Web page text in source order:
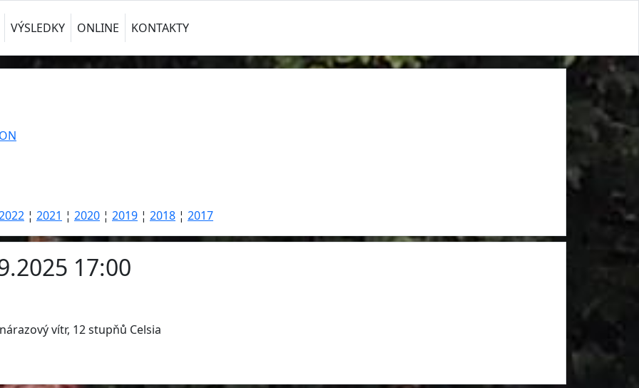
VÝSLEDKY ONLINE KONTAKTY
¦ 2021 ¦ 2020 ¦ 2019 ¦ 2018 ¦ 2017
17:00
vítr, 12 stupňů Celsia